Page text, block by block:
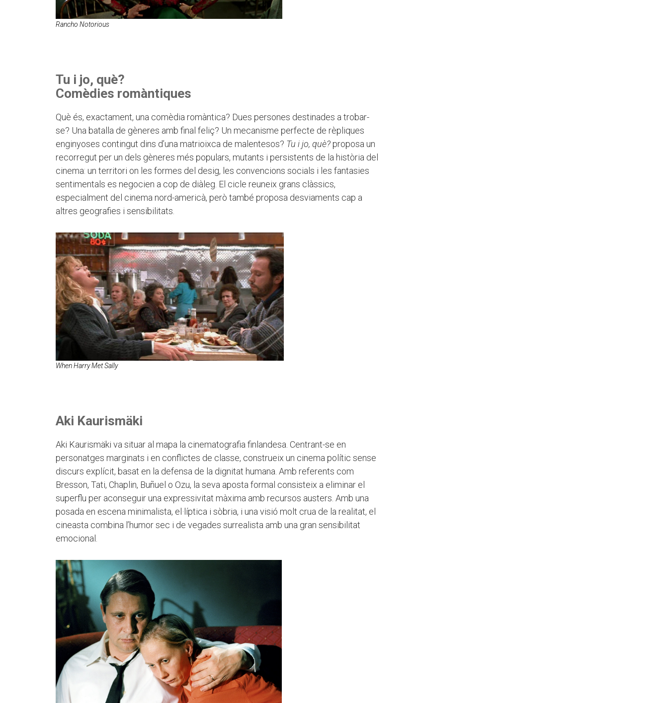
Rancho Notorious
Tu i jo, què?
Comèdies romàntiques
Què és, exactament, una comèdia romàntica? Dues persones destinades a trobar-
se? Una batalla de gèneres amb final feliç? Un mecanisme perfecte de rèpliques
enginyoses contingut dins d’una matrioixca de malentesos? Tu i jo, què? proposa un
recorregut per un dels gèneres més populars, mutants i persistents de la història del
cinema: un territori on les formes del desig, les convencions socials i les fantasies
sentimentals es negocien a cop de diàleg. El cicle reuneix grans clàssics,
especialment del cinema nord-americà, però també proposa desviaments cap a
altres geografies i sensibilitats.
When Harry Met Sally
Aki Kaurismäki
Aki Kaurismäki va situar al mapa la cinematografia finlandesa. Centrant-se en
personatges marginats i en conflictes de classe, construeix un cinema polític sense
discurs explícit, basat en la defensa de la dignitat humana. Amb referents com
Bresson, Tati, Chaplin, Buñuel o Ozu, la seva aposta formal consisteix a eliminar el
superflu per aconseguir una expressivitat màxima amb recursos austers. Amb una
posada en escena minimalista, el·líptica i sòbria, i una visió molt crua de la realitat, el
cineasta combina l’humor sec i de vegades surrealista amb una gran sensibilitat
emocional.